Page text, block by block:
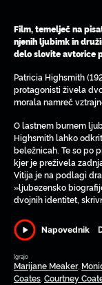
Film, temelječ na
njenih ljubimk in
delo slovite avtorice
Patricia Highsmith
protagonisti živela
morala namreč
O lastnem burnem
Highsmith lahko
beležnicah. Te so po
kjer je preživela
Vitija je na podlagi
»ljubezensko
dvojnih identitet,
Napovednik
Igrajo
Marijane Meaker,
Coates Courtney